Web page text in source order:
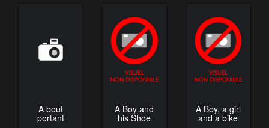
A bout
portant
A Boy and
his Shoe
A Boy, a girl
and a bike